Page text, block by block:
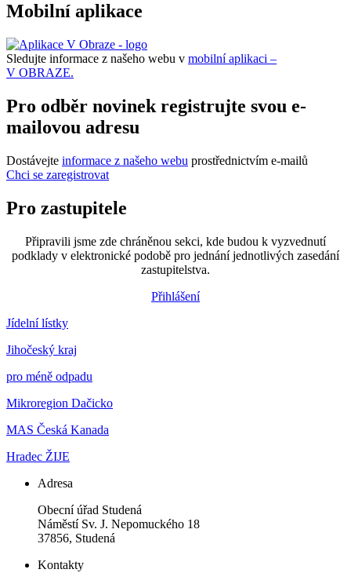
Mobilní aplikace
Sledujte informace z našeho webu v mobilní aplikaci –
V OBRAZE.
Pro odběr novinek registrujte svou e-
mailovou adresu
Dostávejte informace z našeho webu prostřednictvím e-mailů
Chci se zaregistrovat
Pro zastupitele
Připravili jsme zde chráněnou sekci, kde budou k vyzvednutí
podklady v elektronické podobě pro jednání jednotlivých zasedání
zastupitelstva.
Přihlášení
Jídelní lístky
Jihočeský kraj
pro méně odpadu
Mikroregion Dačicko
MAS Česká Kanada
Hradec ŽIJE
Adresa
Obecní úřad Studená
Náměstí Sv. J. Nepomuckého 18
37856, Studená
Kontakty